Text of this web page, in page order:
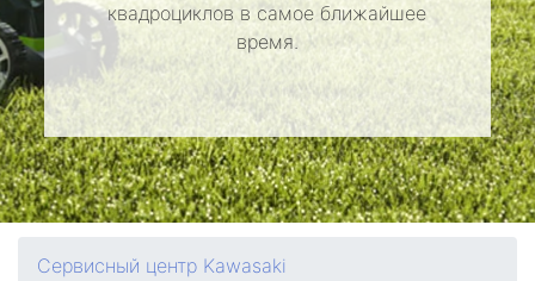
квадроциклов в самое ближайшее
время.
Сервисный центр Kawasaki